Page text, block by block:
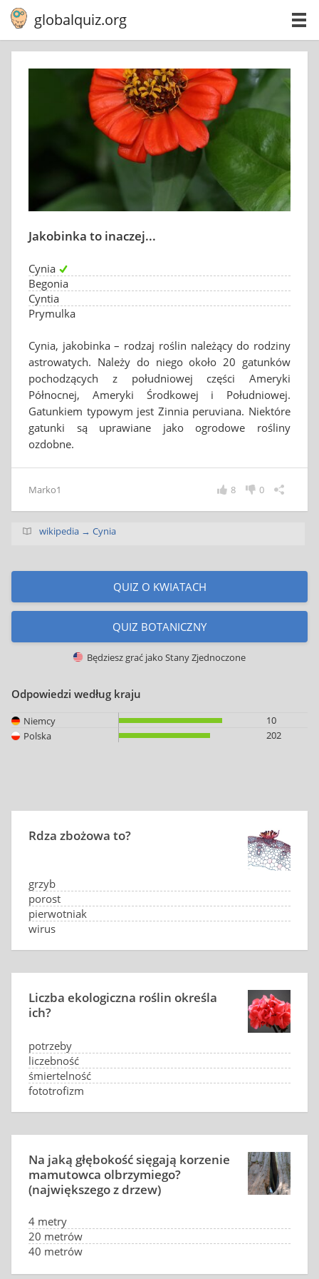
globalquiz.org
Jakobinka to inaczej...
Cynia
Begonia
Cyntia
Prymulka
Cynia, jakobinka – rodzaj roślin należący do rodziny
astrowatych. Należy do niego około 20 gatunków
pochodzących z południowej części Ameryki
Północnej, Ameryki Środkowej i Południowej.
Gatunkiem typowym jest Zinnia peruviana. Niektóre
gatunki są uprawiane jako ogrodowe rośliny
ozdobne.
Marko1 0
8
wikipedia → Cynia
QUIZ O KWIATACH
QUIZ BOTANICZNY
Będziesz grać jako Stany Zjednoczone
Odpowiedzi według kraju
Niemcy
10
Polska
202
Rdza zbożowa to?
grzyb
porost
pierwotniak
wirus
Liczba ekologiczna roślin określa
ich?
potrzeby
liczebność
śmiertelność
fototrofizm
Na jaką głębokość sięgają korzenie
mamutowca olbrzymiego?
(największego z drzew)
4 metry
20 metrów
40 metrów